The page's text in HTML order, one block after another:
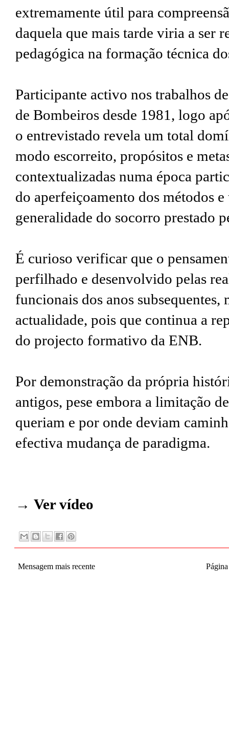
extremamente útil para
daquela que mais tarde viria a ser
pedagógica na formação técnica
Participante activo nos trabalhos
de Bombeiros desde 1981, logo
o entrevistado revela um total
modo escorreito, propósitos e
contextualizadas numa época
do aperfeiçoamento dos métodos
generalidade do socorro prestado
É curioso verificar que o
perfilhado e desenvolvido pelas
funcionais dos anos subsequentes,
actualidade, pois que continua a
do projecto formativo da ENB.
Por demonstração da própria
antigos, pese embora a limitação
queriam e por onde deviam
efectiva mudança de paradigma.
→ Ver vídeo
Mensagem mais recente